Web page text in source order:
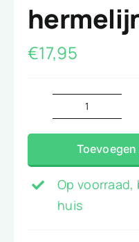
€17,95
hermelijn
zwart
wit
aantal
Op voorraad,
huis